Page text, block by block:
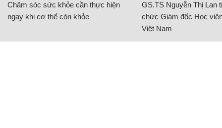
Chăm sóc sức khỏe cần thực hiện
ngay khi cơ thể còn khỏe
GS.TS Nguyễn Thị Lan
chức Giám đốc Học
Việt Nam